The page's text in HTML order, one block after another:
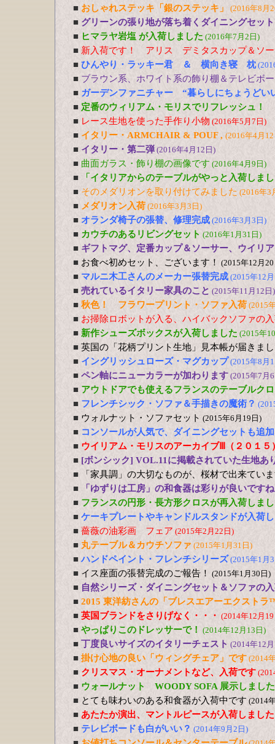
■ おしゃれステッキ「銀のステッキ」 (2016年8月
■ グリーンの張り地が落ち着くダイニングセッ
■ ヒマラヤ岩塩 が入荷しました (2016年7月2日)
■ 新入荷です！ アリス デミタスカップ＆ソ
■ ひんやり・ラッキー君 ＆ 横向き寝 枕
■ ブラウン系、ホワイト系の飾り棚＆テレビボ
■ ガーデンファニチャー “暮らしにちょうど
■ 定番のウィリアム・モリスでリフレッシュ！
■ レース生地を使った手作り小物 (2016年5月7日)
■ イタリー・ARMCHAIR & POUF , (2016年4月
■ イタリー・第二弾 (2016年4月12日)
■ 曲面ガラス・飾り棚の画像です (2016年4月9日)
■
「イタリアからのテーブルがやっと入荷しま
■ そのメダリオンを取り付けてみました (2016年3
■ メダリオン入荷 (2016年3月3日)
■ オランダ椅子の張替、修理完成 (2016年3月3日)
■ カウチのあるリビングセット (2016年1月31日)
■ ギフトマグ、定番カップ＆ソーサー、ウイリ
■ お食べ初めセット、ございます！ (2015年12月
■ マルニ木工さんのメーカー張替完成 (2015年12
■ 売れているイタリー家具のこと (2015年11月12日)
■ 秋色！ フラワープリント・ソファ入荷 (2015
■ お掃除ロボットが入る、ハイバックソファの
■ 新作シューズボックスが入荷しました (2015年
■ 英国の「花柄プリント生地」見本帳が届きま
■ イングリッシュローズ・マグカップ (2015年8月
■ ペン軸にニューカラーが加わります (2015年7月
■ アウトドアでも使えるフランスのテーブルク
■ フレンチシック・ソファ＆手描きの魔術？
■ ウォルナット・ソファセット (2015年6月19日)
■ コンソールが人気で、ダイニングセットも追
■ ウイリアム・モリスのアーカイブⅢ（２０１５
■ [ボンシック] VOL.11に掲載されていた生地あ
■
「家具調」の大切なものが、桜材で出来てい
■
「ゆずりは工房」の和食器は彩りが良いです
■ フランスの円形・長方形クロスが再入荷しま
■ ケーキプレートやキャンドルスタンドが入荷
■ 薔薇の油彩画 フェア (2015年2月22日)
■ 丸テーブル＆カウチソファ (2015年1月31日)
■ ハンドペイント・フレンチシリーズ (2015年1月
■ イス座面の張替完成のご報告！ (2015年1月30日)
■ 自然シリーズ・ダイニングセット＆ソファの
■ 2015 東洋紡さんの「ブレスエアーエクスト
■ 英国ブランドをさりげなく・・・ (2014年12月
■ やっぱりこのドレッサーで！ (2014年12月13日)
■ 丁度良いサイズのイタリーチェスト (2014年12
■ 掛け心地の良い「ウィングチェア」です (2014
■ クリスマス・オーナメントなど、入荷です
■ ウォールナット WOODY SOFA 展示しました
■ とても味わいのある和食器が入荷中です (2014
■ あたたか演出、マントルピースが入荷しまし
■ テレビボードも白がいい？ (2014年9月2日)